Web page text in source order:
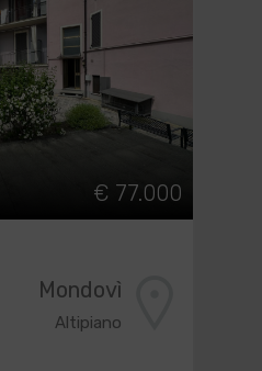
€ 77.000
Mondovì
Altipiano